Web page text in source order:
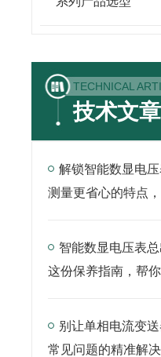
TECHNICAL
技术文章
解锁智能数显电
测量更省心的特点
智能数显电压表
这份保养指南，帮
别让单相电流变送
常见问题的精准解